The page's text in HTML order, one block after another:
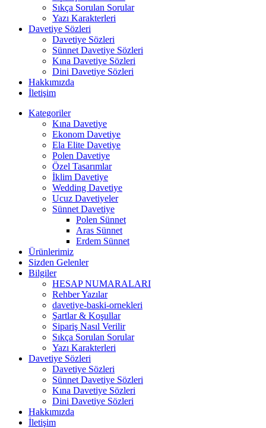
Sıkça Sorulan Sorular
Yazı Karakterleri
Davetiye Sözleri
Davetiye Sözleri
Sünnet Davetiye Sözleri
Kına Davetiye Sözleri
Dini Davetiye Sözleri
Hakkımızda
İletişim
Kategoriler
Kına Davetiye
Ekonom Davetiye
Ela Elite Davetiye
Polen Davetiye
Özel Tasarımlar
İklim Davetiye
Wedding Davetiye
Ucuz Davetiyeler
Sünnet Davetiye
Polen Sünnet
Aras Sünnet
Erdem Sünnet
Ürünlerimiz
Sizden Gelenler
Bilgiler
HESAP NUMARALARI
Rehber Yazılar
davetiye-baski-ornekleri
Şartlar & Koşullar
Sipariş Nasıl Verilir
Sıkça Sorulan Sorular
Yazı Karakterleri
Davetiye Sözleri
Davetiye Sözleri
Sünnet Davetiye Sözleri
Kına Davetiye Sözleri
Dini Davetiye Sözleri
Hakkımızda
İletişim